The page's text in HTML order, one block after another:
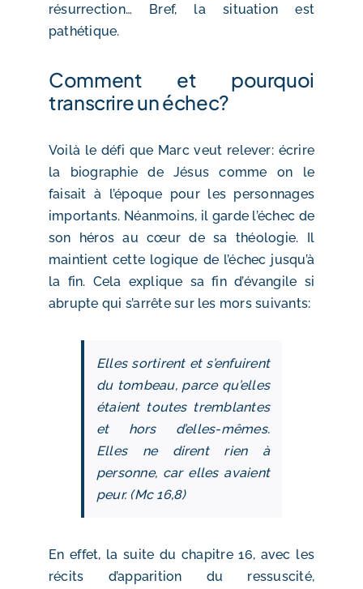
résurrection… Bref, la situation est
pathétique.
Comment et pourquoi
transcrire un échec?
Voilà le défi que Marc veut relever: écrire
la biographie de Jésus comme on le
faisait à l’époque pour les personnages
importants. Néanmoins, il garde l’échec de
son héros au cœur de sa théologie. Il
maintient cette logique de l’échec jusqu’à
la fin. Cela explique sa fin d’évangile si
abrupte qui s’arrête sur les mors suivants:
Elles sortirent et s’enfuirent
du tombeau, parce qu’elles
étaient toutes tremblantes
et hors d’elles-mêmes.
Elles ne dirent rien à
personne, car elles avaient
peur. (Mc 16,8)
En effet, la suite du chapitre 16, avec les
récits d’apparition du ressuscité,